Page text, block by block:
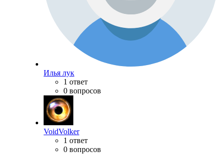
Илья лук
1 ответ
0 вопросов
VoidVolker
1 ответ
0 вопросов